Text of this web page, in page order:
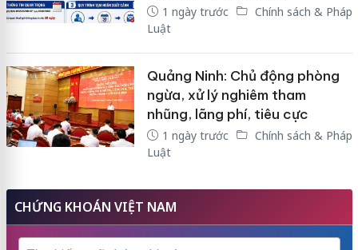
1 ngày trước
Chính sách & Pháp
Luật
Quảng Ninh: Chủ động phòng
ngừa, xử lý nghiêm tham
nhũng, lãng phí, tiêu cực
1 ngày trước
Chính sách & Pháp
Luật
CHỨNG KHOÁN VIỆT NAM